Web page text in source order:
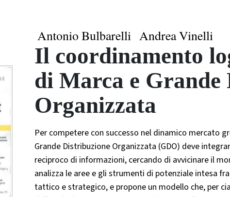
Antonio Bulbarelli Andrea Vinelli
Il coordinamento
di Marca e Grande
Organizzata
Per competere con successo nel dinamico mercato
Grande Distribuzione Organizzata (GDO) deve
reciproco di informazioni, cercando di avvicinare il
analizza le aree e gli strumenti di potenziale intesa
tattico e strategico, e propone un modello che, per